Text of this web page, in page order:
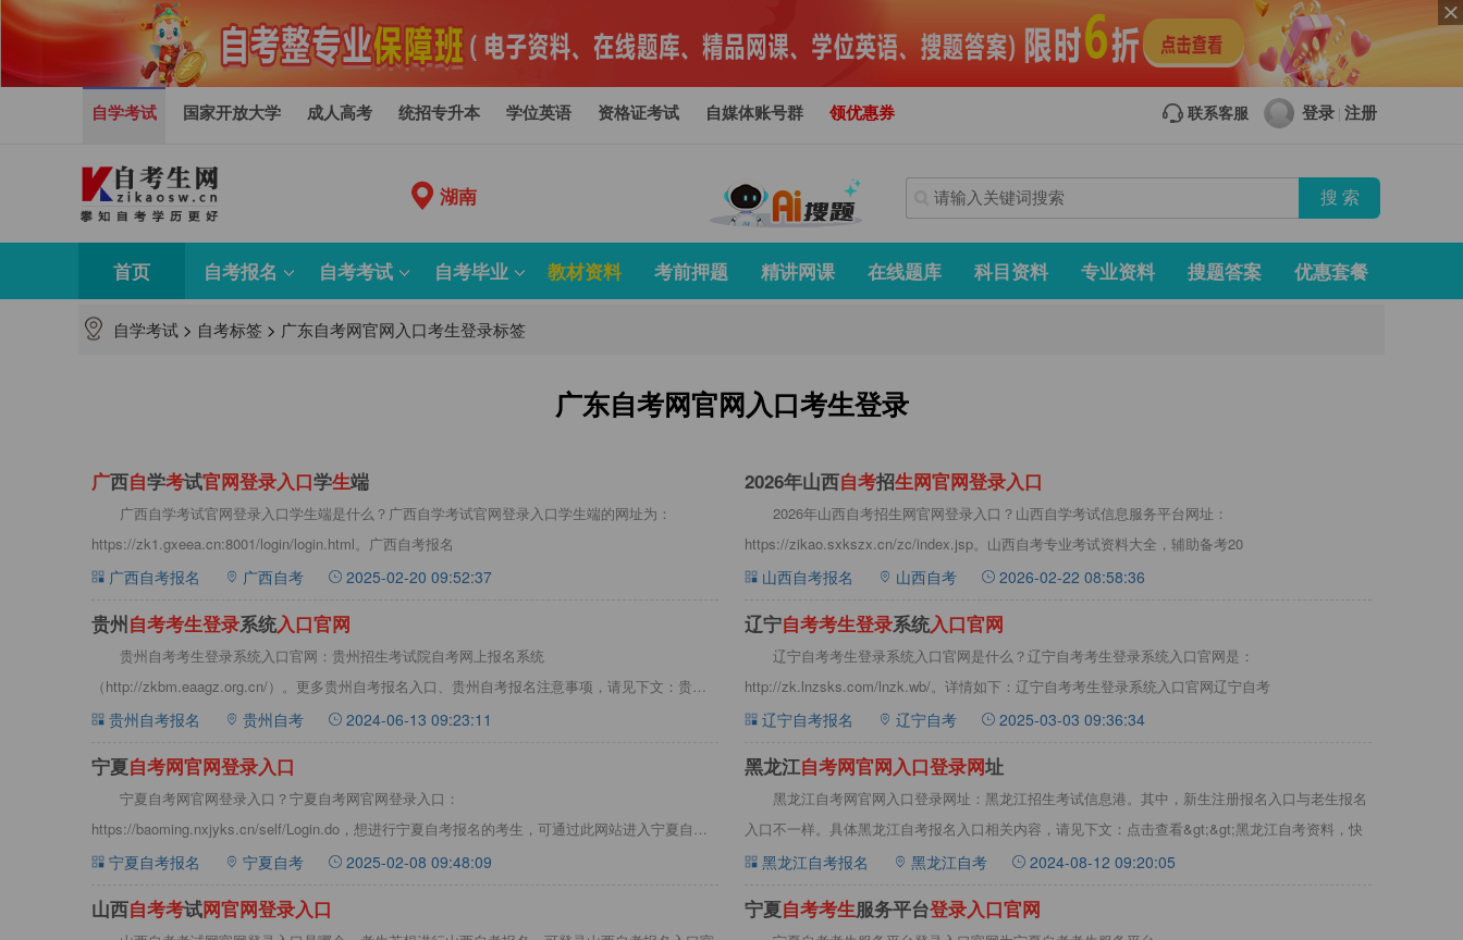
自学考试 国家开放大学 成人高考 统招专升本 学位英语 资格证考试 自媒体账号群 领优惠券 联系客服 登录 注册
湖南
首页 自考报名 自考考试 自考毕业 教材资料 考前押题 精讲网课 在线题库 科目资料 专业资料 搜题答案 优惠套餐
自学考试 > 自考标签 > 广东自考网官网入口考生登录标签
广东自考网官网入口考生登录
广西自学考试官网登录入口学生端
广西自学考试官网登录入口学生端是什么？广西自学考试官网登录入口学生端的网址为：‌
https://zk1.gxeea.cn:8001/login/login.html‌。广西自考报名
广西自考报名 广西自考 2025-02-20 09:52:37
2026年山西自考招生网官网登录入口
2026年山西自考招生网官网登录入口？山西自学考试信息服务平台网址：
https://zikao.sxkszx.cn/zc/index.jsp。山西自考专业考试资料大全，辅助备考20
山西自考报名 山西自考 2026-02-22 08:58:36
贵州自考考生登录系统入口官网
贵州自考考生登录系统入口官网：贵州招生考试院自考网上报名系统
（http://zkbm.eaagz.org.cn/）。更多贵州自考报名入口、贵州自考报名注意事项，请见下文：贵州
自考考
贵州自考报名 贵州自考 2024-06-13 09:23:11
辽宁自考考生登录系统入口官网
辽宁自考考生登录系统入口官网是什么？‌辽宁自考考生登录系统入口官网是：
http://zk.lnzsks.com/lnzk.wb/‌。详情如下：辽宁自考考生登录系统入口官网‌辽宁自考
辽宁自考报名 辽宁自考 2025-03-03 09:36:34
宁夏自考网官网登录入口
宁夏自考网官网登录入口？宁夏自考网官网登录入口：
https://baoming.nxjyks.cn/self/Login.do，想进行宁夏自考报名的考生，可通过此网站进入宁夏自考
报 宁夏自考报名 宁夏自考 2025-02-08 09:48:09
黑龙江自考网官网入口登录网址
黑龙江自考网官网入口登录网址：黑龙江招生考试信息港。其中，新生注册报名入口与老生报名
入口不一样。具体黑龙江自考报名入口相关内容，请见下文：点击查看&gt;&gt;黑龙江自考资料，快
黑龙江自考报名 黑龙江自考 2024-08-12 09:20:05
山西自考考试网官网登录入口 宁夏自考考生服务平台登录入口官网